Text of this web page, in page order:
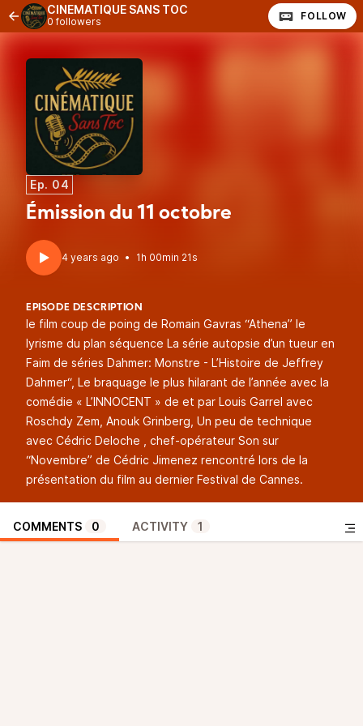
CINEMATIQUE SANS TOC
0 followers FOLLOW
Ep. 04
Émission du 11 octobre
4 years ago • 1h 00min 21s
EPISODE DESCRIPTION
le film coup de poing de Romain Gavras “Athena” le
lyrisme du plan séquence La série autopsie d’un tueur en
Faim de séries Dahmer: Monstre - L’Histoire de Jeffrey
Dahmer“, Le braquage le plus hilarant de l’année avec la
comédie « L’INNOCENT » de et par Louis Garrel avec
Roschdy Zem, Anouk Grinberg, Un peu de technique
avec Cédric Deloche , chef-opérateur Son sur
“Novembre” de Cédric Jimenez rencontré lors de la
présentation du film au dernier Festival de Cannes.
COMMENTS 0 ACTIVITY 1